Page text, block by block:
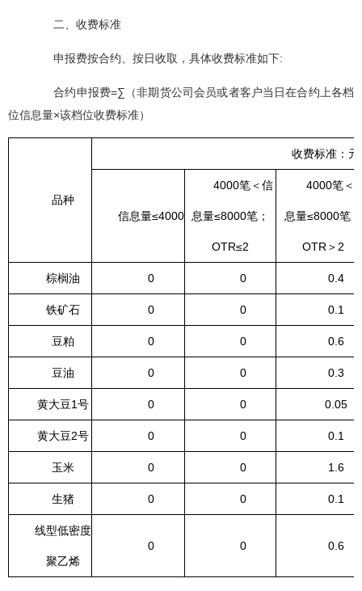
二、收费标准
申报费按合约、按日收取，具体收费标准如下:
合约申报费=∑（非期货公司会员或者客户当日在合约上各档
位信息量×该档位收费标准）
品种
收费标准：元
信息量≤4000
4000笔＜信
息量≤8000笔；
OTR≤2
4000笔＜
息量≤8000笔；
OTR＞2
棕榈油 0 0 0.4
铁矿石 0 0 0.1
豆粕 0 0 0.6
豆油 0 0 0.3
黄大豆1号 0 0 0.05
黄大豆2号 0 0 0.1
玉米 0 0 1.6
生猪 0 0 0.1
线型低密度
聚乙烯
0 0 0.6